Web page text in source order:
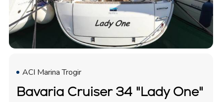
ACI Marina Trogir
Bavaria Cruiser 34 "Lady One"